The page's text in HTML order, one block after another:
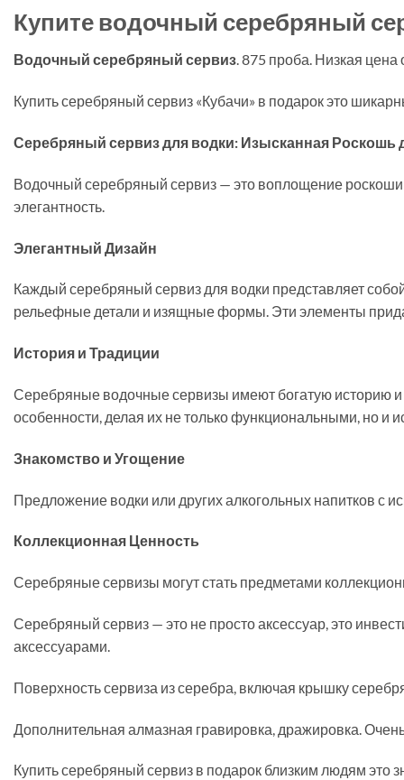
Купите водочный серебряный
Водочный серебряный сервиз. 875 проба. Низкая цена
Купить серебряный сервиз «Кубачи» в подарок это
Серебряный сервиз для водки: Изысканная Роскошь
Водочный серебряный сервиз — это воплощение
элегантность.
Элегантный Дизайн
Каждый серебряный сервиз для водки представляет
рельефные детали и изящные формы. Эти элементы
История и Традиции
Серебряные водочные сервизы имеют богатую историю
особенности, делая их не только функциональными, но и
Знакомство и Угощение
Предложение водки или других алкогольных напитков с
Коллекционная Ценность
Серебряные сервизы могут стать предметами
Серебряный сервиз — это не просто аксессуар, это
аксессуарами.
Поверхность сервиза из серебра, включая крышку
Дополнительная алмазная гравировка, дражировка.
Купить серебряный сервиз в подарок близким людям это